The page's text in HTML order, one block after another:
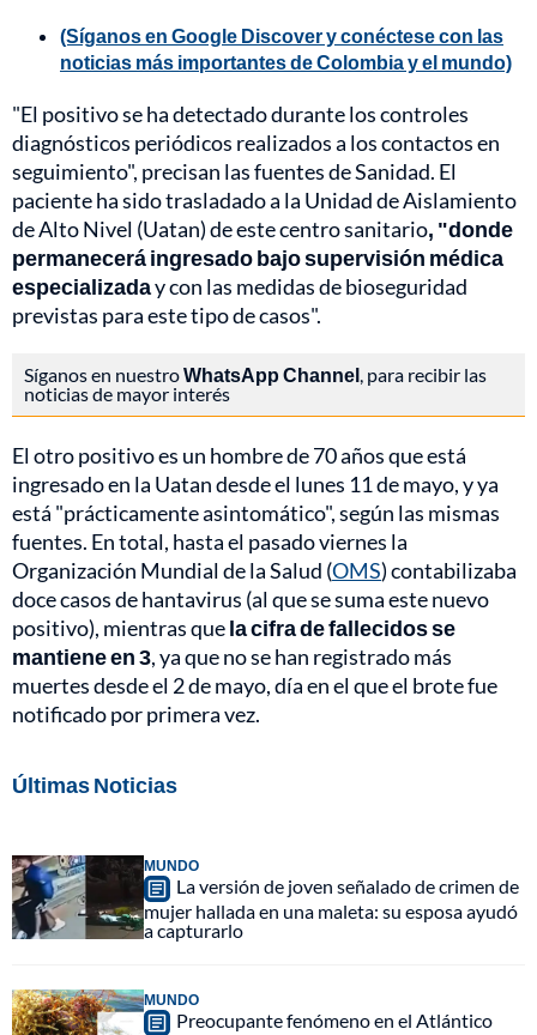
(Síganos en Google Discover y conéctese con las
noticias más importantes de Colombia y el mundo)
"El positivo se ha detectado durante los controles
diagnósticos periódicos realizados a los contactos en
seguimiento", precisan las fuentes de Sanidad. El
paciente ha sido trasladado a la Unidad de Aislamiento
de Alto Nivel (Uatan) de este centro sanitario, "donde
permanecerá ingresado bajo supervisión médica
especializaday con las medidas de bioseguridad
previstas para este tipo de casos".
Síganos en nuestroWhatsApp Channel, para recibir las
noticias de mayor interés
El otro positivo es un hombre de 70 años que está
ingresado en la Uatan desde el lunes 11 de mayo, y ya
está "prácticamente asintomático", según las mismas
fuentes. En total, hasta el pasado viernes la
Organización Mundial de la Salud (OMS) contabilizaba
doce casos de hantavirus (al que se suma este nuevo
positivo), mientras quela cifra de fallecidos se
mantiene en 3, ya que no se han registrado más
muertes desde el 2 de mayo, día en el que el brote fue
notificado por primera vez.
Últimas Noticias
MUNDO
La versión de joven señalado de crimen de
mujer hallada en una maleta: su esposa ayudó
a capturarlo
MUNDO
Preocupante fenómeno en el Atlántico